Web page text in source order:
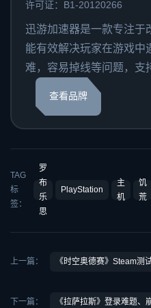
许可证：B1-20120266
迅游加速器是一款专注于
能有效解决玩家在游戏中
难，容易掉线等问题，支
查看品牌
TAG
标
签：
罗
布
乐
思
PlayStation
主
机
饥
荒
上一篇： 《时空奥德赛》Steam测
下一篇： 《拉萨拉斯》登录难题、